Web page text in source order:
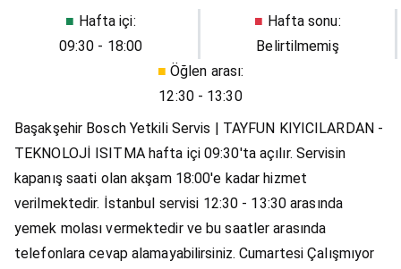
■ Hafta içi:
09:30 - 18:00
■ Hafta sonu:
Belirtilmemiş
■ Öğlen arası:
12:30 - 13:30
Başakşehir Bosch Yetkili Servis | TAYFUN KIYICILARDAN -
TEKNOLOJİ ISITMA hafta içi 09:30'ta açılır. Servisin
kapanış saati olan akşam 18:00'e kadar hizmet
verilmektedir. İstanbul servisi 12:30 - 13:30 arasında
yemek molası vermektedir ve bu saatler arasında
telefonlara cevap alamayabilirsiniz. Cumartesi Çalışmıyor